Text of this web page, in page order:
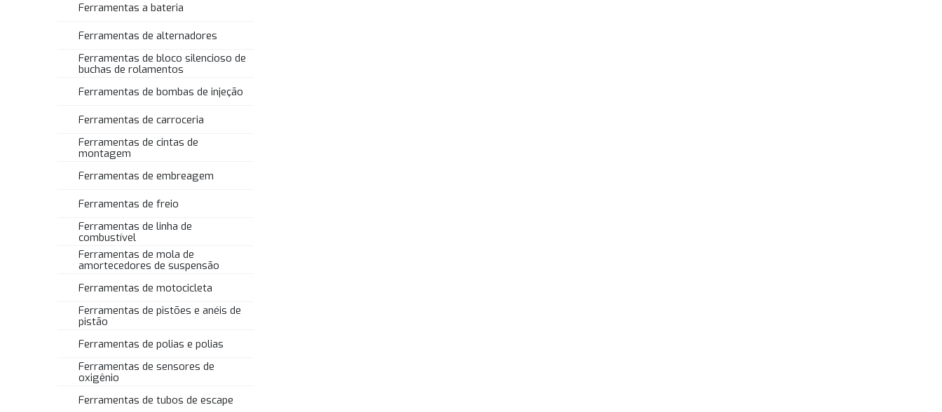
Ferramentas a bateria
Ferramentas de alternadores
Ferramentas de bloco silencioso de
buchas de rolamentos
Ferramentas de bombas de injeção
Ferramentas de carroceria
Ferramentas de cintas de
montagem
Ferramentas de embreagem
Ferramentas de freio
Ferramentas de linha de
combustível
Ferramentas de mola de
amortecedores de suspensão
Ferramentas de motocicleta
Ferramentas de pistões e anéis de
pistão
Ferramentas de polias e polias
Ferramentas de sensores de
oxigênio
Ferramentas de tubos de escape